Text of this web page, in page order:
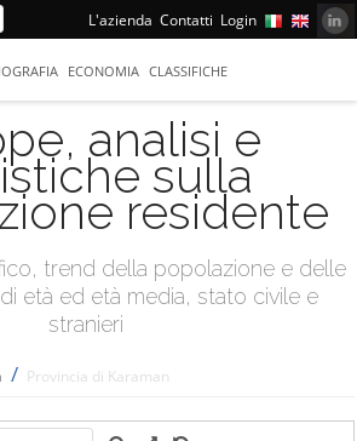
L'azienda Contatti Login
ECONOMIA CLASSIFICHE
analisi e
sulla
residente
trend della popolazione e delle
età ed età media, stato civile e
stranieri
/ Provincia di Karaman